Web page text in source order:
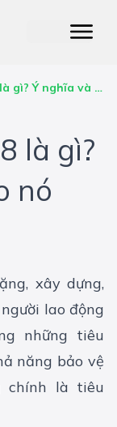
Tiêu chuẩn EN388 là gì? Ý nghĩa và tại sao nó quan trọng?
là gì?
nó
xây dựng,
lao động
những tiêu
năng bảo vệ
chính là tiêu